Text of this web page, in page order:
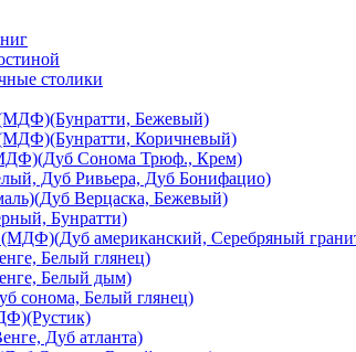
столики
Бежевый)
Коричневый)
Сонома Трюф., Крем)
Дуб Ривьера, Дуб Бонифацио)
Верцаска, Бежевый)
Бунратти)
(МДФ)(Дуб американский, Серебряный
Белый глянец)
Белый дым)
сонома, Белый глянец)
Дуб атланта)